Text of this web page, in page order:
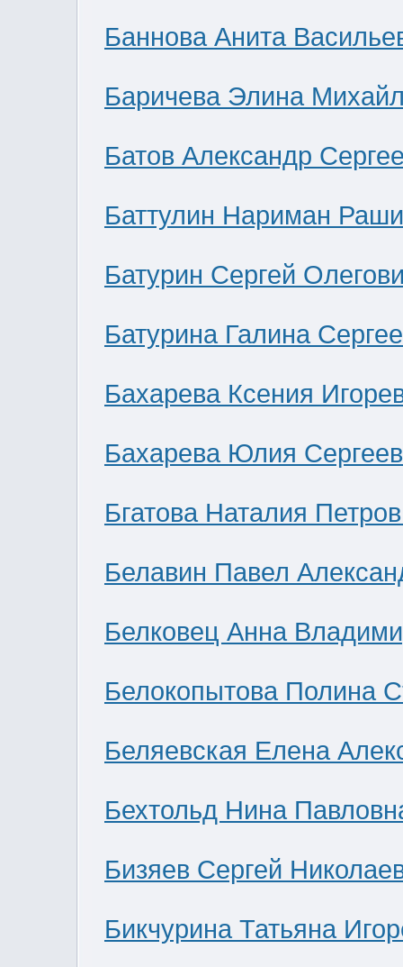
Баннова Анита
Баричева Элина
Батов Александр
Баттулин Нариман
Батурин Сергей
Батурина Галина
Бахарева Ксения
Бахарева Юлия
Бгатова Наталия
Белавин Павел
Белковец Анна
Белокопытова Полина
Беляевская Елена
Бехтольд Нина
Бизяев Сергей
Бикчурина Татьяна